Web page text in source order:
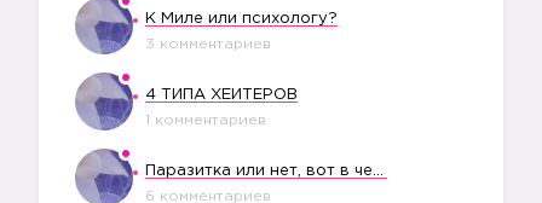
К Миле или психологу?
3 комментариев
4 ТИПА ХЕЙТЕРОВ
1 комментариев
Паразитка или нет, вот в чем вопрос?
6 комментариев